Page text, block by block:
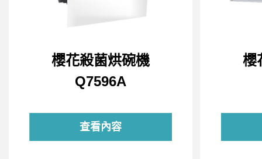
櫻花殺菌烘碗機
Q7596A
查看內容
櫻